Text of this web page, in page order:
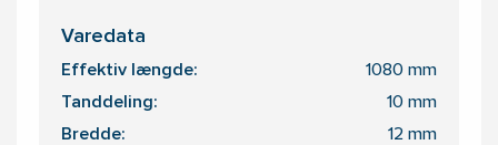
Varedata
Effektiv længde: 1080 mm
Tanddeling: 10 mm
Bredde: 12 mm